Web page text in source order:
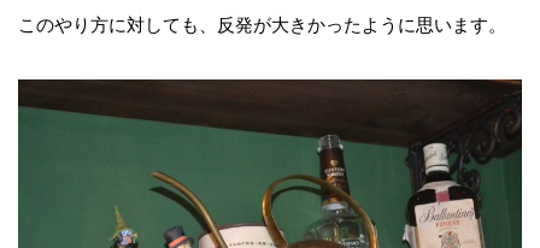
このやり方に対しても、反発が大きかったように思います。